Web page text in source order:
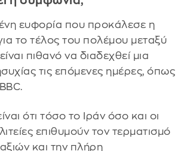
ευφορία που προκάλεσε η
το τέλος του πολέμου μεταξύ
πιθανό να διαδεχθεί μια
τις επόμενες ημέρες, όπως
ότι τόσο το Ιράν όσο και οι
επιθυμούν τον τερματισμό
και την πλήρη